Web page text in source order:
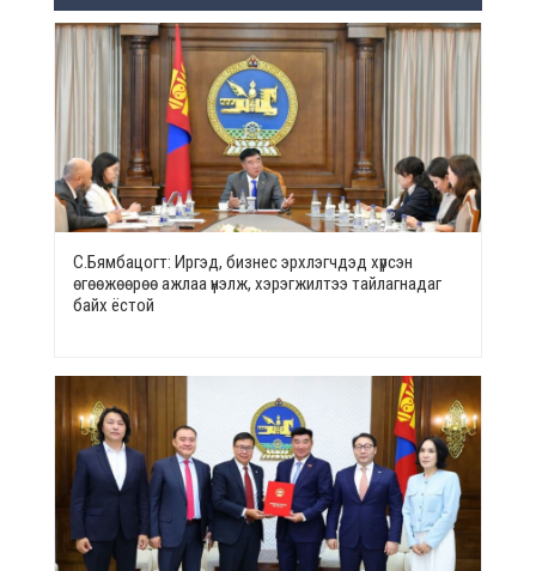
С.Бямбацогт: Иргэд, бизнес эрхлэгчдэд хүрсэн
өгөөжөөрөө ажлаа үнэлж, хэрэгжилтээ тайлагнадаг
байх ёстой